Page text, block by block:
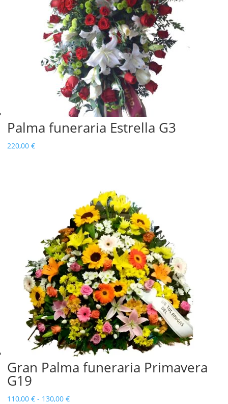
Palma funeraria Estrella G3
220,00 €
Gran Palma funeraria Primavera
G19
110,00 € - 130,00 €Rango